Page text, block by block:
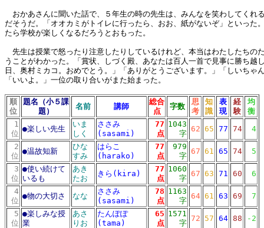
おかあさんに聞いた話で、５年生の時の先生は、みんなを笑わしてくれ
だそうだ。「オオカミがトイレに行ったら、おお、紙がないぞ」といった
たら学校が楽しくなるだろうとおもった。
先生は授業で怒ったり注意したりしているけれど、本当はわたしたちの
うことがわかった。「賞状、しづく殿、あなたは百人一首で見事に勝ち越
日、奥村ミカコ。おめでとう。」「ありがとうございます。」「しいちゃ
「いいよ。」一位の取り合いがまた始まった。
順
位
題名（小５課
題）
名前 講師
総合
点
字数
思
考
知
識
表
現
経
験
均
衡
1
位
●楽しい先生
いま
しく
ささみ
(sasami)
77
点
1043
字
62 65 77 74
4
2
位
●温故知新
ひな
すみ
はらこ
(harako)
77
点
979
字
67 61 65 74
5
3
位
●使い続けて
いるも
あき
たお
きら(kira)
77
点
1060
字
67 63 71 60
6
4
位
●物の大切さ なな
ささみ
(sasami)
78
点
1163
字
64 61 63 69
7
5
位
●楽しみな授
業
あさ
りお
たんぽぽ
(tama)
65
点
1571
字
72 57 64 88
-2